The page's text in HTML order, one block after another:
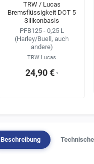
TRW / Lucas
Bremsflüssigkeit DOT 5
Silikonbasis
PFB125 - 0,25 L
(Harley/Buell, auch
andere)
TRW Lucas
24,90 € ¹
Beschreibung